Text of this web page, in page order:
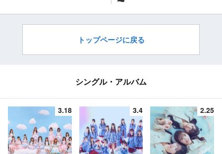
トップページに戻る
シングル・アルバム
3.18 3.4 2.25